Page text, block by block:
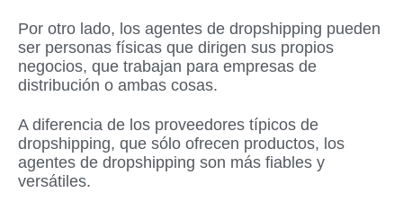
Por otro lado, los agentes de dropshipping pueden
ser personas físicas que dirigen sus propios
negocios, que trabajan para empresas de
distribución o ambas cosas.
A diferencia de los proveedores típicos de
dropshipping, que sólo ofrecen productos, los
agentes de dropshipping son más fiables y
versátiles.